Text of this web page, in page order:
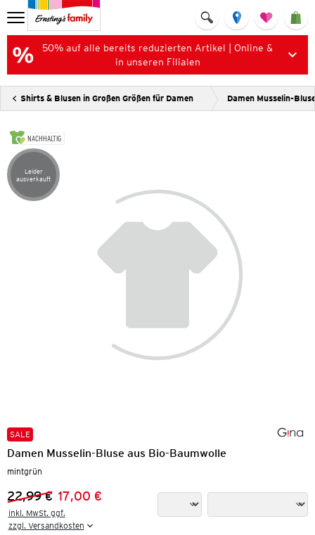
50% auf alle bereits reduzierten Artikel | Online &
in unseren Filialen
Shirts & Blusen in Großen Größen für Damen Damen Musselin-Bluse
NACHHALTIG
Artikel leider ausverkauft
Leider
ausverkauft
SALE
Damen Musselin-Bluse aus Bio-Baumwolle
mintgrün
Vorheriger Preis:
22,99 €
Neuer Preis:17,00 €
inkl. MwSt. ggf.
zzgl. Versandkosten